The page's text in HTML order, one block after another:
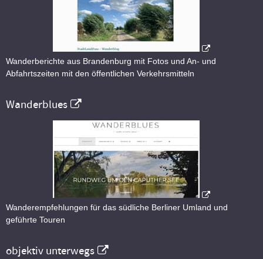
Wanderberichte aus Brandenburg mit Fotos und An- und
Abfahrtszeiten mit den öffentlichen Verkehrsmitteln
Wanderblues
Wanderempfehlungen für das südliche Berliner Umland und
geführte Touren
objektiv unterwegs